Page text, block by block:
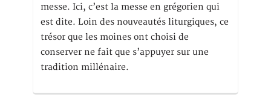
messe. Ici, c’est la messe en grégorien qui
est dite. Loin des nouveautés liturgiques, ce
trésor que les moines ont choisi de
conserver ne fait que s’appuyer sur une
tradition millénaire.